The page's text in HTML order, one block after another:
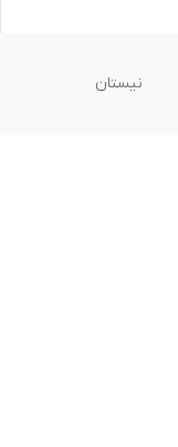
نیستان